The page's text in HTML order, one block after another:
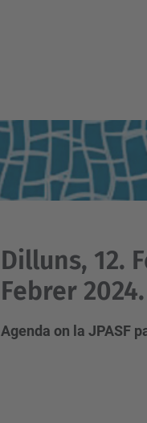
Dilluns, 12.
Febrer 2024.
Agenda on la JPASF